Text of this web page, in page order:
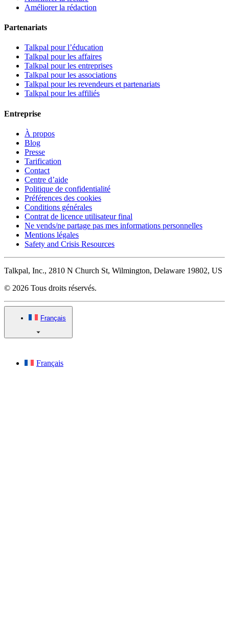
Améliorer la rédaction
Partenariats
Talkpal pour l’éducation
Talkpal pour les affaires
Talkpal pour les entreprises
Talkpal pour les associations
Talkpal pour les revendeurs et partenariats
Talkpal pour les affiliés
Entreprise
À propos
Blog
Presse
Tarification
Contact
Centre d’aide
Politique de confidentialité
Préférences des cookies
Conditions générales
Contrat de licence utilisateur final
Ne vends/ne partage pas mes informations personnelles
Mentions légales
Safety and Crisis Resources
Talkpal, Inc., 2810 N Church St, Wilmington, Delaware 19802, US
© 2026 Tous droits réservés.
Français
Français